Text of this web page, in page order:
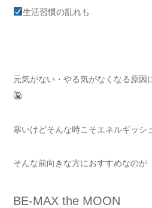
生活習慣の乱れも
元気がない・やる気がなくなる原因
寒いけどそんな時こそエネルギッシ
そんな前向きな方におすすめなのが
BE-MAX the MOON